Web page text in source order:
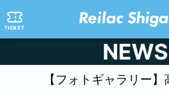
TICKET
NEWS
【フォトギャラリー